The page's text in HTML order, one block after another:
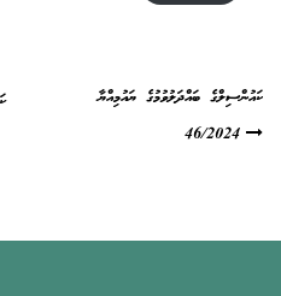
ކައުންސިލްގެ ބައްދަލުވުމުގެ ޔައުމިއްޔާ
46/2024